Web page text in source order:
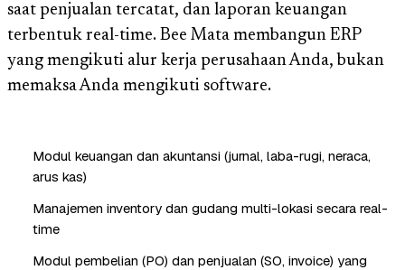
saat penjualan tercatat, dan laporan keuangan
terbentuk real-time. Bee Mata membangun ERP
yang mengikuti alur kerja perusahaan Anda, bukan
memaksa Anda mengikuti software.
Modul keuangan dan akuntansi (jurnal, laba-rugi, neraca,
arus kas)
Manajemen inventory dan gudang multi-lokasi secara real-
time
Modul pembelian (PO) dan penjualan (SO, invoice) yang